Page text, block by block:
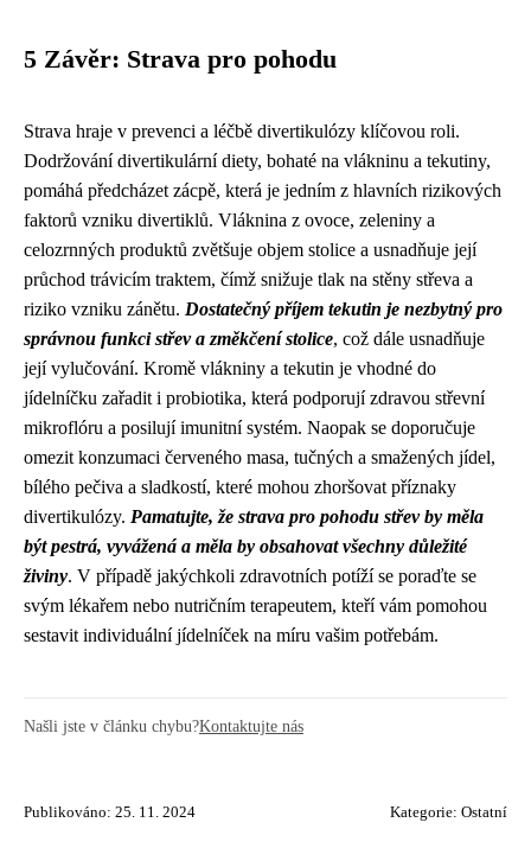
5 Závěr: Strava pro pohodu
Strava hraje v prevenci a léčbě divertikulózy klíčovou roli.
Dodržování divertikulární diety, bohaté na vlákninu a tekutiny,
pomáhá předcházet zácpě, která je jedním z hlavních rizikových
faktorů vzniku divertiklů. Vláknina z ovoce, zeleniny a
celozrnných produktů zvětšuje objem stolice a usnadňuje její
průchod trávicím traktem, čímž snižuje tlak na stěny střeva a
riziko vzniku zánětu. Dostatečný příjem tekutin je nezbytný pro
správnou funkci střev a změkčení stolice, což dále usnadňuje
její vylučování. Kromě vlákniny a tekutin je vhodné do
jídelníčku zařadit i probiotika, která podporují zdravou střevní
mikroflóru a posilují imunitní systém. Naopak se doporučuje
omezit konzumaci červeného masa, tučných a smažených jídel,
bílého pečiva a sladkostí, které mohou zhoršovat příznaky
divertikulózy. Pamatujte, že strava pro pohodu střev by měla
být pestrá, vyvážená a měla by obsahovat všechny důležité
živiny. V případě jakýchkoli zdravotních potíží se poraďte se
svým lékařem nebo nutričním terapeutem, kteří vám pomohou
sestavit individuální jídelníček na míru vašim potřebám.
Našli jste v článku chybu?Kontaktujte nás
Publikováno: 25. 11. 2024 Kategorie: Ostatní